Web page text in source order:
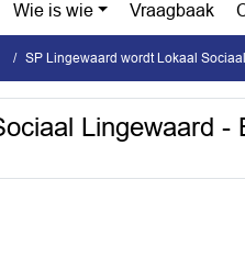
Wie is wie Vraagbaak
SP Lingewaard wordt Lokaal Sociaal Lingewaard -
Lingewaard